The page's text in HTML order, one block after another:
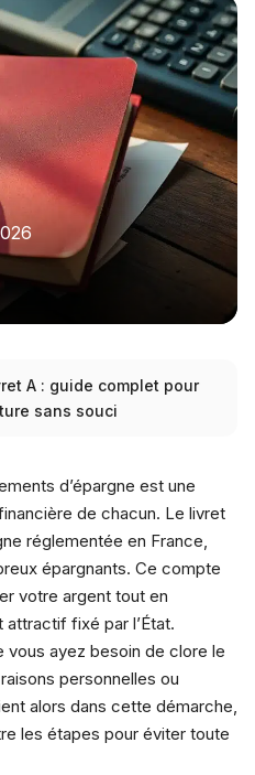
A : guide complet pour
sans souci
d’épargne est une
de chacun. Le livret
réglementée en France,
épargnants. Ce compte
votre argent tout en
attractif fixé par l’État.
vous ayez besoin de clore le
personnelles ou
alors dans cette démarche,
les étapes pour éviter toute